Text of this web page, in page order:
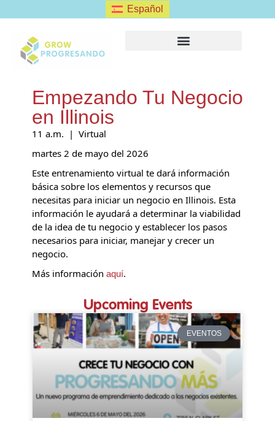
Español
Empezando Tu Negocio
en Illinois
11 a.m. | Virtual
martes 2 de mayo del 2026
Este entrenamiento virtual te dará información
básica sobre los elementos y recursos que
necesitas para iniciar un negocio en Illinois. Esta
información le ayudará a determinar la viabilidad
de la idea de tu negocio y establecer los pasos
necesarios para iniciar, manejar y crecer un
negocio.
Más información aquí.
Upcoming Events
EVENTOS